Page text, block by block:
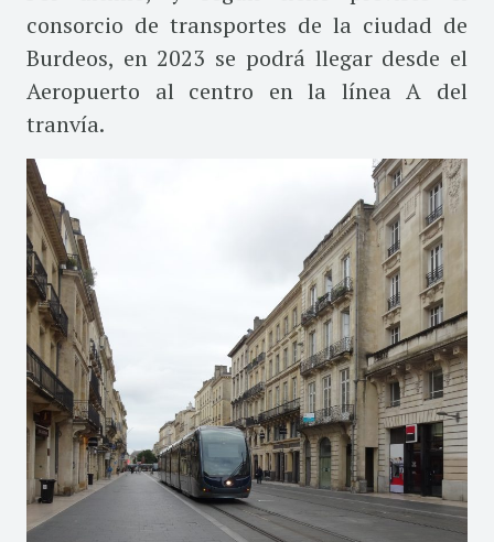
consorcio de transportes de la ciudad de
Burdeos, en 2023 se podrá llegar desde el
Aeropuerto al centro en la línea A del
tranvía.